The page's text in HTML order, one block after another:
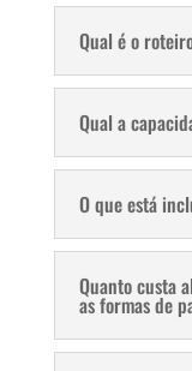
Qual é o
Qual a
O que está
Quanto custa
as formas de